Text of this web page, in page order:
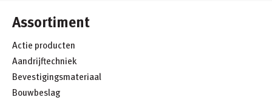
Assortiment
Actie producten
Aandrijftechniek
Bevestigingsmateriaal
Bouwbeslag